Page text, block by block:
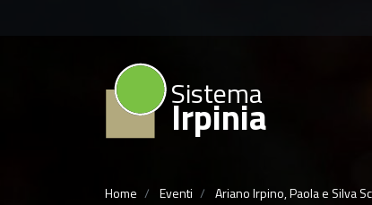
Sistema
Irpinia
Home Eventi Ariano Irpino, Paola e Silva